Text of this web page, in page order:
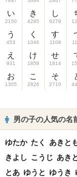
い
2150
う
453
え
931
お
1305
き
4295
く
1046
け
1859
こ
2826
し
6279
す
1108
せ
1814
そ
2710
男の子の人気の名
ゆたか たく あきと
きよし こうじ あき
とあ ゆうと ゆうき